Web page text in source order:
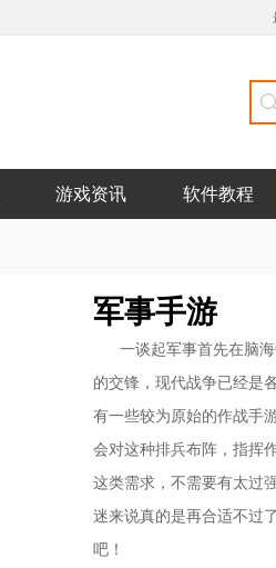
游戏资讯 软件教程
军事手游
一谈起军事首先在脑
的交锋，现代战争已经是
有一些较为原始的作战手
会对这种排兵布阵，指挥
这类需求，不需要有太过
迷来说真的是再合适不过
吧！